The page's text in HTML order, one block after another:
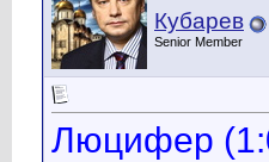
Кубарев
Senior Member
Люцифер